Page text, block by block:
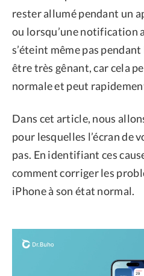
rester allumé pendant un
ou lorsqu’une notification
s’éteint même pas
être très gênant, car cela
normale et peut
Dans cet article, nous
pour lesquelles l’écran de
pas. En identifiant ces
comment corriger les
iPhone à son état normal.